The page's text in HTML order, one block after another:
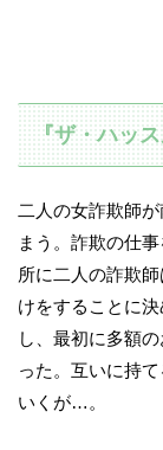
『ザ・ハッ
二人の女詐欺師
まう。詐欺の仕
所に二人の詐欺
けをすることに
し、最初に多額
った。互いに持
いくが…。